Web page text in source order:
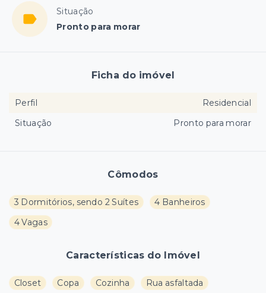
Situação
Pronto para morar
Cômodos
3 Dormitórios, sendo 2 Suítes
4 Banheiros
4 Vagas
Características do Imóvel
Closet Copa Cozinha
Rua asfaltada
Ficha do imóvel
Perfil
Residencial
Situação
Pronto para morar